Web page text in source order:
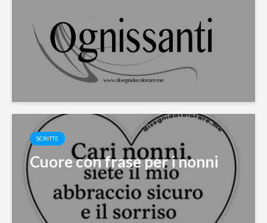
SCRITTE
Cuore con frase per i nonni